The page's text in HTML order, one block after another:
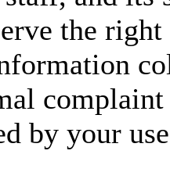
the
by your